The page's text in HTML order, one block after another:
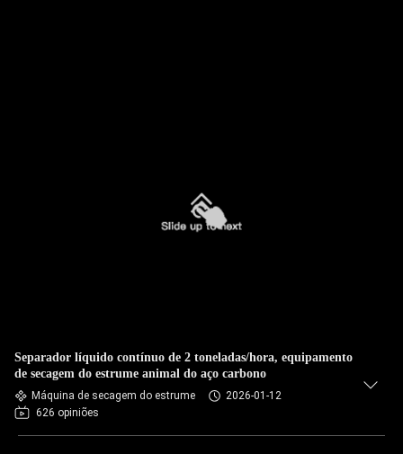
Separador líquido contínuo de 2 toneladas/hora, equipamento
de secagem do estrume animal do aço carbono
Máquina de secagem do estrume
2026-01-12
626 opiniões